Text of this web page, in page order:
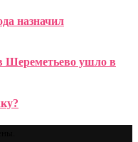
назначил
Шереметьево ушло в